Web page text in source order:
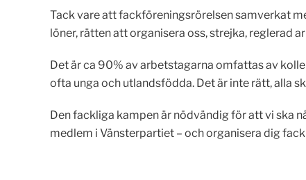
Tack vare att fackföreningsrörelsen samverkat
löner, rätten att organisera oss, strejka, reglerad
Det är ca 90% av arbetstagarna omfattas av
ofta unga och utlandsfödda. Det är inte rätt, alla
Den fackliga kampen är nödvändig för att vi ska
medlem i Vänsterpartiet – och organisera dig